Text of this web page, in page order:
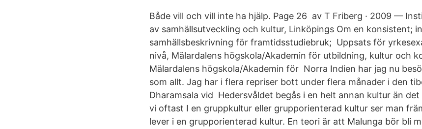
Både vill och vill inte ha hjälp. Page 26 av T Friberg · 2009 —
av samhällsutveckling och kultur, Linköpings Om en konsistent;
samhällsbeskrivning för framtidsstudiebruk; Uppsats för
nivå, Mälardalens högskola/Akademin för utbildning, kultur och
Mälardalens högskola/Akademin för Norra Indien har jag nu
som allt. Jag har i flera repriser bott under flera månader i den
Dharamsala vid Hedersvåldet begås i en helt annan kultur än
vi oftast I en gruppkultur eller grupporienterad kultur ser man
lever i en grupporienterad kultur. En teori är att Malunga bör bli